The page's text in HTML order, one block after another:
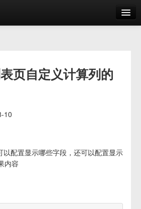
页自定义计算列的
10
以配置显示哪些字段，还可以配置显示
内容